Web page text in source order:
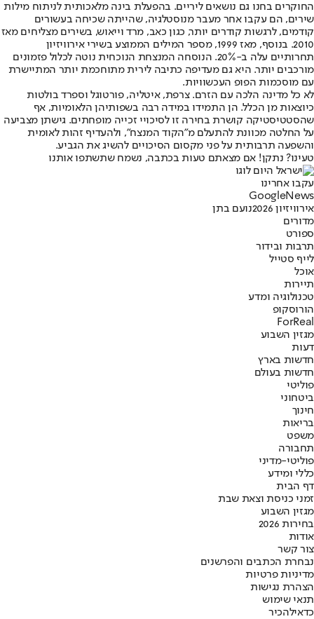
החוקרים בחנו גם נושאים ליריים. בהפעלת בינה מלאכותית לניתוח מילות
שירים, הם עקבו אחר מעבר מנוסטלגיה, שהייתה שכיחה בעשורים
קודמים, לרגשות קודרים יותר, כגון כאב, מרד וייאוש, בשירים מצליחים מאז
2010. בנוסף, מאז 1999, מספר המילים הממוצע בשירי אירוויזיון
תחרותיים עלה ב-20%. הנוסחה המנצחת הנוכחית נוטה לכלול פזמונים
מורכבים יותר. היא גם מעדיפה כתיבה לירית מתוחכמת יותר המתיישרת
עם מוסכמות הפופ העכשוויות.
לא כל מדינה הלכה עם הזרם. צרפת, איטליה, פורטוגל וספרד בולטות
כיוצאות מן הכלל. הן התמידו במידה רבה בשפותיהן הלאומיות, אף
שהסטטיסטיקה קושרת בחירה זו לסיכויי זכייה מופחתים. גישתן מצביעה
על החלטה מכוונת להתעלם מ"הקוד המנצח", ולהעדיף זהות לאומית
והשפעה תרבותית על פני מקסום הסיכויים להשיג את הגביע.
טעינו? נתקן! אם מצאתם טעות בכתבה, נשמח שתשתפו אותנו
עקבו אחרינו
Googl eNews
אירוויזיון 2026
נועם בתן
מדורים
ספורט
תרבות ובידור
לייף סטייל
אוכל
תיירות
טכנולוגיה ומדע
הורוסקופ
ForReal
מגזין השבוע
דעות
חדשות בארץ
חדשות בעולם
פוליטי
ביטחוני
חינוך
בריאות
משפט
תחבורה
פוליטי-מדיני
כללי ומידע
דף הבית
זמני כניסת וצאת שבת
מגזין השבוע
בחירות 2026
אודות
צור קשר
נבחרת הכתבים והפרשנים
מדיניות פרטיות
הצהרת נגישות
תנאי שימוש
כדאילהכיר